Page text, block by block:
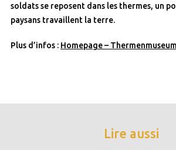
soldats se reposent dans les thermes, un
paysans travaillent la terre.
Plus d’infos : Homepage – Thermenmuseum
Lire aussi